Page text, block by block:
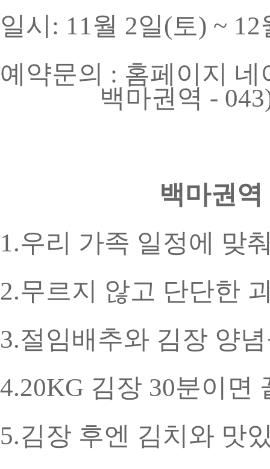
일시: 11월 2일(토) ~
예약문의 : 홈페이지
백마권역 -
백마권
1.우리 가족 일정에 맞
2.무르지 않고 단단한
3.절임배추와 김장 양
4.20KG 김장 30분이면
5.김장 후엔 김치와 맛